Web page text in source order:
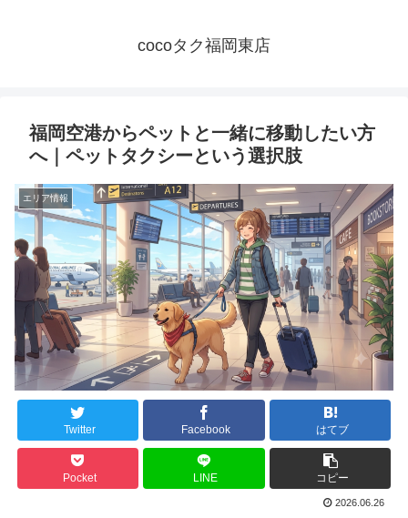
cocoタク福岡東店
福岡空港からペットと一緒に移動したい方
へ｜ペットタクシーという選択肢
エリア情報
Twitter Facebook はてブ
Pocket LINE コピー
2026.06.26